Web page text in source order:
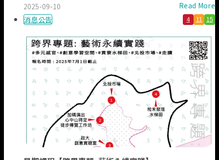
2025-09-10
Read More
消息公告
4 11 15